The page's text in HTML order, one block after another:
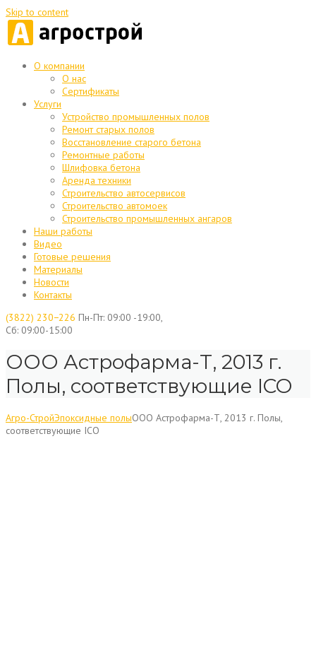
Skip to content
О компании
О нас
Сертификаты
Услуги
Устройство промышленных полов
Ремонт старых полов
Восстановление старого бетона
Ремонтные работы
Шлифовка бетона
Аренда техники
Строительство автосервисов
Строительство автомоек
Строительство промышленных ангаров
Наши работы
Видео
Готовые решения
Материалы
Новости
Контакты
(3822) 230−226 Пн-Пт: 09:00 -19:00,
Сб: 09:00-15:00
ООО Астрофарма-Т, 2013 г.
Полы, соответствующие ICO
Агро-СтройЭпоксидные полыООО Астрофарма-Т, 2013 г. Полы,
соответствующие ICO